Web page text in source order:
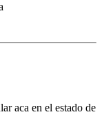
aca en el estado de